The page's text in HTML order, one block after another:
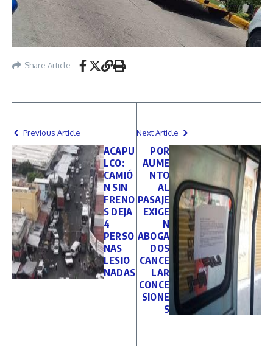
Share Article
Previous Article
ACAPU
LCO:
CAMIÓ
N SIN
FRENO
S DEJA
4
PERSO
NAS
LESIO
NADAS
Next Article
POR
AUME
NTO
AL
PASAJE
EXIGE
N
ABOGA
DOS
CANCE
LAR
CONCE
SIONE
S